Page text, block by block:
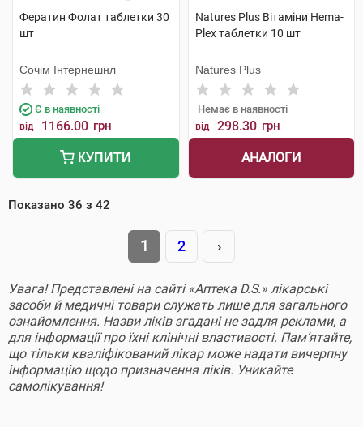
Фератин Фолат таблетки 30
шт
Сочім Інтернешнл
Є в наявності
від 1166.00 грн
КУПИТИ
Natures Plus Вітаміни Hema-
Plex таблетки 10 шт
Natures Plus
Немає в наявності
від 298.30 грн
АНАЛОГИ
Показано 36 з 42
1 2 ›
Увага! Представлені на сайті «Аптека D.S.» лікарські
засоби й медичні товари служать лише для загального
ознайомлення. Назви ліків згадані не задля реклами, а
для інформації про їхні клінічні властивості. Пам’ятайте,
що тільки кваліфікований лікар може надати вичерпну
інформацію щодо призначення ліків. Уникайте
самолікування!